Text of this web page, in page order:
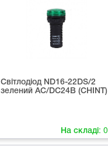
Світлодіод ND16-22DS/2
зелений АС/DC24В (CHINT)
На складі: 0